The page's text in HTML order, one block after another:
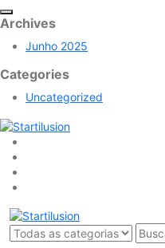
Archives
Junho 2025
Categories
Uncategorized